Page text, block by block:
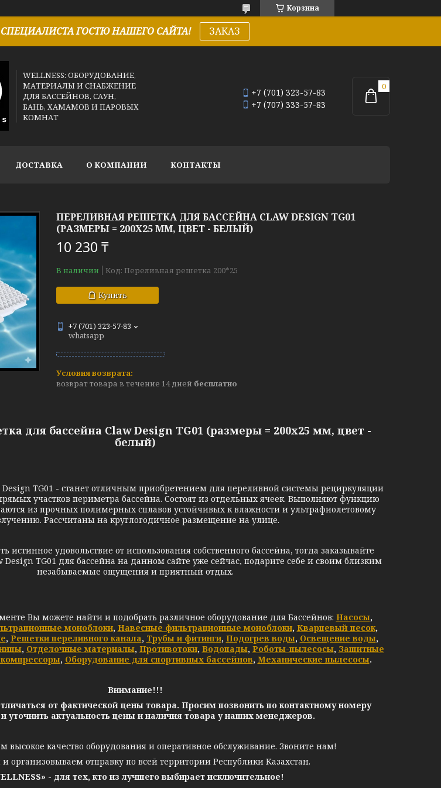
Корзина
ГОСТЮ НАШЕГО САЙТА! ЗАКАЗ
WELLNESS: ОБОРУДОВАНИЕ,
МАТЕРИАЛЫ И СНАБЖЕНИЕ
ДЛЯ БАССЕЙНОВ, САУН,
БАНЬ, ХАМАМОВ И ПАРОВЫХ
КОМНАТ
+7 (701) 323-57-83
+7 (707) 333-57-83
ДОСТАВКА О КОМПАНИИ КОНТАКТЫ
ПЕРЕЛИВНАЯ РЕШЕТКА ДЛЯ БАССЕЙНА CLAW DESIGN TG01
(РАЗМЕРЫ = 200X25 ММ, ЦВЕТ - БЕЛЫЙ)
10 230 ₸
В наличии Код: Переливная решетка 200*25
Купить
+7 (701) 323-57-83
whatsapp
возврат товара в течение 14 дней бесплатно
для бассейна Claw Design TG01 (размеры = 200x25 мм, цвет -
белый)
TG01 - станет отличным приобретением для переливной системы рециркуляции
участков периметра бассейна. Состоят из отдельных ячеек. Выполняют функцию
из прочных полимерных сплавов устойчивых к влажности и ультрафиолетовому
Рассчитаны на круглогодичное размещение на улице.
удовольствие от использования собственного бассейна, тогда заказывайте
TG01 для бассейна на данном сайте уже сейчас, подарите себе и своим близким
незабываемые ощущения и приятный отдых.
Вы можете найти и подобрать различное оборудование для Бассейнов: Насосы,
моноблоки, Навесные фильтрационные моноблоки, Кварцевый песок,
, Решетки переливного канала, Трубы и фитинги, Подогрев воды, Освещение воды,
, Отделочные материалы, Противотоки, Водопады, Роботы-пылесосы, Защитные
, Оборудование для спортивных бассейнов, Механические пылесосы.
Внимание!!!
от фактической цены товара. Просим позвонить по контактному номеру
уточнить актуальность цены и наличия товара у наших менеджеров.
высокое качество оборудования и оперативное обслуживание. Звоните нам!
и организовываем отправку по всей территории Республики Казахстан.
- для тех, кто из лучшего выбирает исключительное!